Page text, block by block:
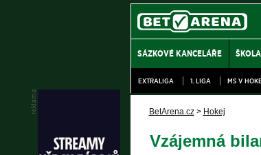
SÁZKOVÉ KANCELÁŘE
EXTRALIGA 1. LIGA MS V
BetArena.cz > Hokej
Vzájemná